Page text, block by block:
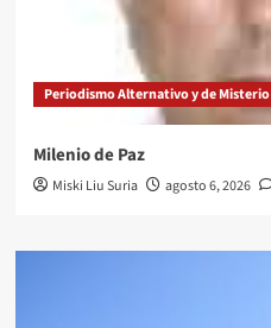
Periodismo Alternativo y de Misterio
Milenio de Paz
Miski Liu Suria agosto 6, 2026